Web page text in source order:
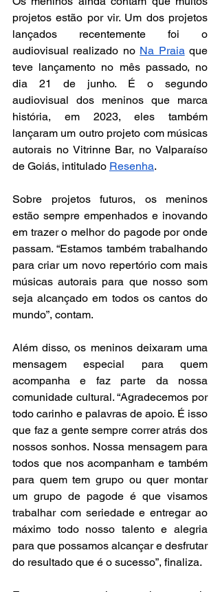
projetos estão por vir. Um dos projetos
lançados recentemente foi o
audiovisual realizado no Na Praia que
teve lançamento no mês passado, no
dia 21 de junho. É o segundo
audiovisual dos meninos que marca
história, em 2023, eles também
lançaram um outro projeto com músicas
autorais no Vitrinne Bar, no Valparaíso
de Goiás, intitulado Resenha.
Sobre projetos futuros, os meninos
estão sempre empenhados e inovando
em trazer o melhor do pagode por onde
passam. “Estamos também trabalhando
para criar um novo repertório com mais
músicas autorais para que nosso som
seja alcançado em todos os cantos do
mundo”, contam.
Além disso, os meninos deixaram uma
mensagem especial para quem
acompanha e faz parte da nossa
comunidade cultural. “Agradecemos por
todo carinho e palavras de apoio. É isso
que faz a gente sempre correr atrás dos
nossos sonhos. Nossa mensagem para
todos que nos acompanham e também
para quem tem grupo ou quer montar
um grupo de pagode é que visamos
trabalhar com seriedade e entregar ao
máximo todo nosso talento e alegria
para que possamos alcançar e desfrutar
do resultado que é o sucesso”, finaliza.